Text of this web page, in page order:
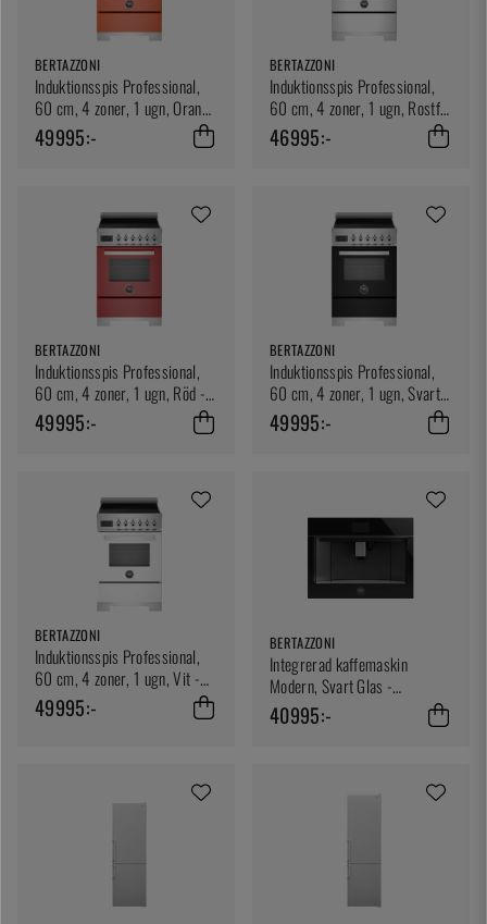
BERTAZZONI
Induktionsspis Professional,
60 cm, 4 zoner, 1 ugn, Orange
- Bertazzoni
49995:-
BERTAZZONI
Induktionsspis Professional,
60 cm, 4 zoner, 1 ugn, Rostfri
- Bertazzoni
46995:-
BERTAZZONI
Induktionsspis Professional,
60 cm, 4 zoner, 1 ugn, Röd -
Bertazzoni
49995:-
BERTAZZONI
Induktionsspis Professional,
60 cm, 4 zoner, 1 ugn, Svart -
Bertazzoni
49995:-
BERTAZZONI
Induktionsspis Professional,
60 cm, 4 zoner, 1 ugn, Vit -
Bertazzoni
49995:-
BERTAZZONI
Integrerad kaffemaskin
Modern, Svart Glas -
Bertazzoni
40995:-